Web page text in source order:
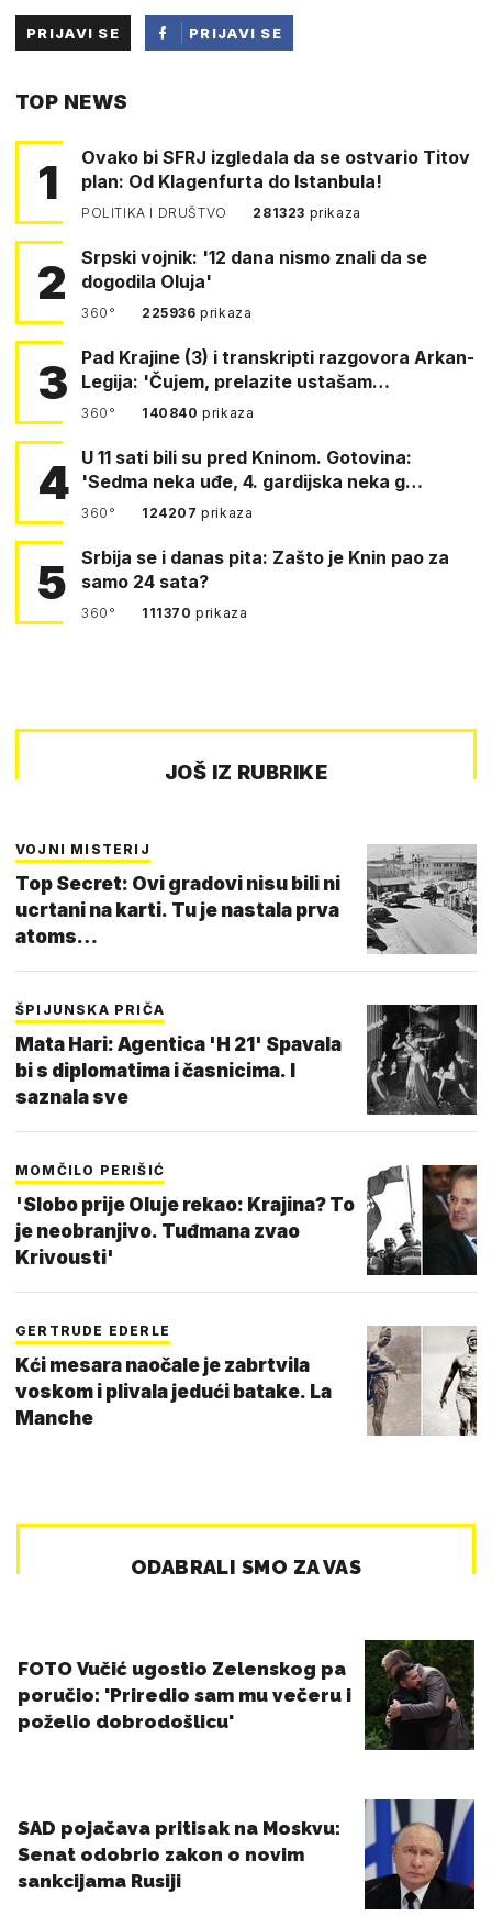
PRIJAVI SE
PRIJAVI SE
TOP NEWS
1
Ovako bi SFRJ izgledala da se ostvario Titov
plan: Od Klagenfurta do Istanbula!
POLITIKA I DRUŠTVO 281323 prikaza
2
Srpski vojnik: '12 dana nismo znali da se
dogodila Oluja'
360° 225936prikaza
3
Pad Krajine (3) i transkripti razgovora Arkan-
Legija: 'Čujem, prelazite ustašam…
360° 140840prikaza
4 U 11 sati bili su pred Kninom. Gotovina:
'Sedma neka uđe, 4. gardijska neka g…
360° 124207prikaza
5
Srbija se i danas pita: Zašto je Knin pao za
samo 24 sata?
360° 111370prikaza
JOŠ IZ RUBRIKE
VOJNI MISTERIJ
Top Secret: Ovi gradovi nisu bili ni
ucrtani na karti. Tu je nastala prva
atoms…
ŠPIJUNSKA PRIČA
Mata Hari: Agentica 'H 21' Spavala
bi s diplomatima i časnicima. I
saznala sve
MOMČILO PERIŠIĆ
'Slobo prije Oluje rekao: Krajina? To
je neobranjivo. Tuđmana zvao
Krivousti'
GERTRUDE EDERLE
Kći mesara naočale je zabrtvila
voskom i plivala jedući batake. La
Manche